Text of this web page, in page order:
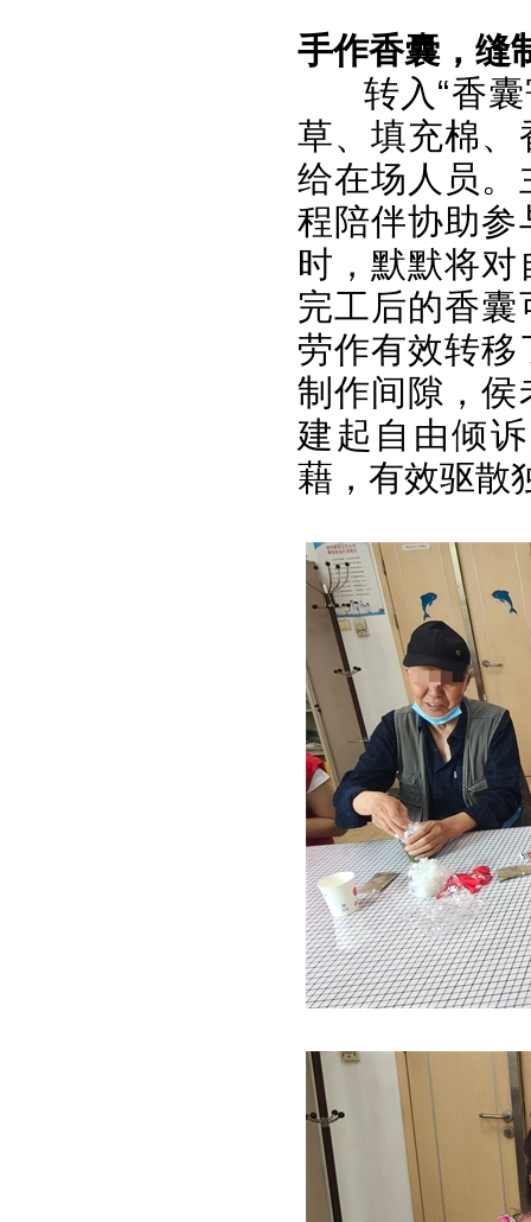
手作香囊，缝
转入“香
草、填充棉、
给在场人员。
程陪伴协助参
时，默默将
完工后的香
劳作有效转
制作间隙，侯
建起自由倾
藉，有效驱散